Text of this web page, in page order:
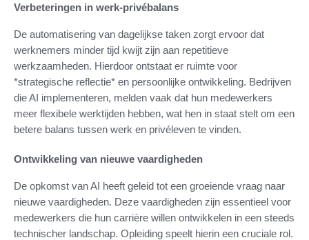
Verbeteringen in werk-privébalans
De automatisering van dagelijkse taken zorgt ervoor dat
werknemers minder tijd kwijt zijn aan repetitieve
werkzaamheden. Hierdoor ontstaat er ruimte voor
*strategische reflectie* en persoonlijke ontwikkeling. Bedrijven
die AI implementeren, melden vaak dat hun medewerkers
meer flexibele werktijden hebben, wat hen in staat stelt om een
betere balans tussen werk en privéleven te vinden.
Ontwikkeling van nieuwe vaardigheden
De opkomst van AI heeft geleid tot een groeiende vraag naar
nieuwe vaardigheden. Deze vaardigheden zijn essentieel voor
medewerkers die hun carrière willen ontwikkelen in een steeds
technischer landschap. Opleiding speelt hierin een cruciale rol.